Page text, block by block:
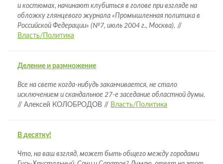
и костюмах, начинают клубиться в голове при взгляде на
обложку глянцевого журнала «Промышленная политика в
Российской Федерации» (№7, июль 2004 г., Москва). //
Власть/Политика
Деление и размножение
Все на свете когда-нибудь заканчивается, не стало
исключением и скандальное 27-е заседание областной думы.
// Алексей КОЛОБРОДОВ // Власть/Политика
В десятку!
Что, на ваш взгляд, может быть общего между городами